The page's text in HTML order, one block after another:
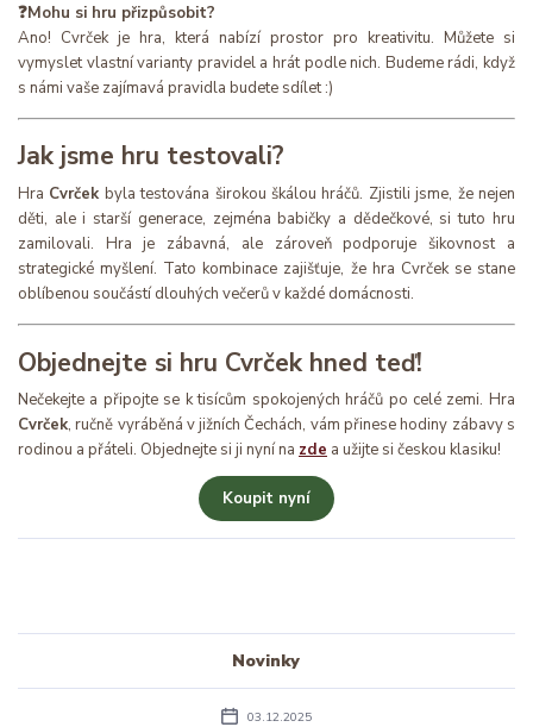
Novinky
03.12.2025
❓Mohu si hru přizpůsobit?
Ano! Cvrček je hra, která nabízí prostor pro kreativitu. Můžete si
vymyslet vlastní varianty pravidel a hrát podle nich. Budeme rádi, když
s námi vaše zajímavá pravidla budete sdílet :)
Jak jsme hru testovali?
Hra Cvrček byla testována širokou škálou hráčů. Zjistili jsme, že nejen
děti, ale i starší generace, zejména babičky a dědečkové, si tuto hru
zamilovali. Hra je zábavná, ale zároveň podporuje šikovnost a
strategické myšlení. Tato kombinace zajišťuje, že hra Cvrček se stane
oblíbenou součástí dlouhých večerů v každé domácnosti.
Objednejte si hru Cvrček hned teď!
Nečekejte a připojte se k tisícům spokojených hráčů po celé zemi. Hra
Cvrček, ručně vyráběná v jižních Čechách, vám přinese hodiny zábavy s
rodinou a přáteli. Objednejte si ji nyní na zde a užijte si českou klasiku!
Koupit nyní